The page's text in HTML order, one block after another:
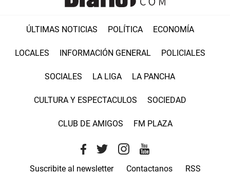
ÚLTIMAS NOTICIAS POLÍTICA ECONOMÍA
LOCALES INFORMACIÓN GENERAL POLICIALES
SOCIALES LA LIGA LA PANCHA
CULTURA Y ESPECTACULOS SOCIEDAD
CLUB DE AMIGOS FM PLAZA
Suscribite al newsletter Contactanos RSS